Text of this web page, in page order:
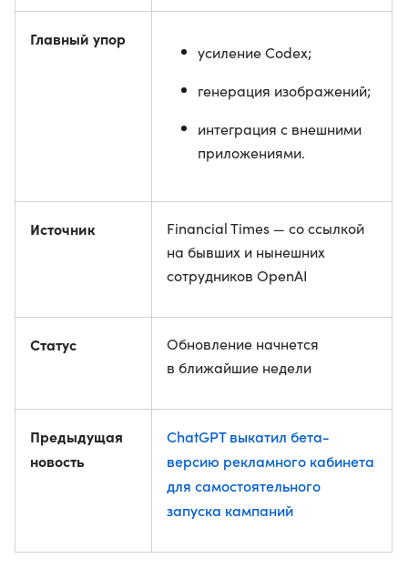
Главный упор
усиление Codex;
генерация изображений;
интеграция с внешними
приложениями.
Источник
Financial Times — со ссылкой
на бывших и нынешних
сотрудников OpenAI
Статус
Обновление начнется
в ближайшие недели
Предыдущая
новость
ChatGPT выкатил бета-
версию рекламного кабинета
для самостоятельного
запуска кампаний